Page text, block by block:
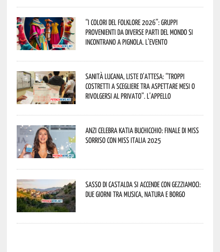
“I Colori del Folklore 2026”: gruppi
provenienti da diverse parti del mondo si
incontrano a Pignola. L’evento
Sanità lucana, liste d’attesa: “Troppi
costretti a scegliere tra aspettare mesi o
rivolgersi al privato”. L’appello
Anzi celebra Katia Buchicchio: finale di Miss
Sorriso con Miss Italia 2025
Sasso di Castalda si accende con Gezziamoci:
due giorni tra musica, natura e borgo